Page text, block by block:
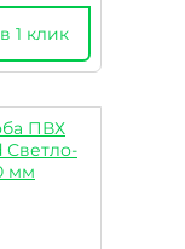
1 клик
ПВХ
Светло-
мм